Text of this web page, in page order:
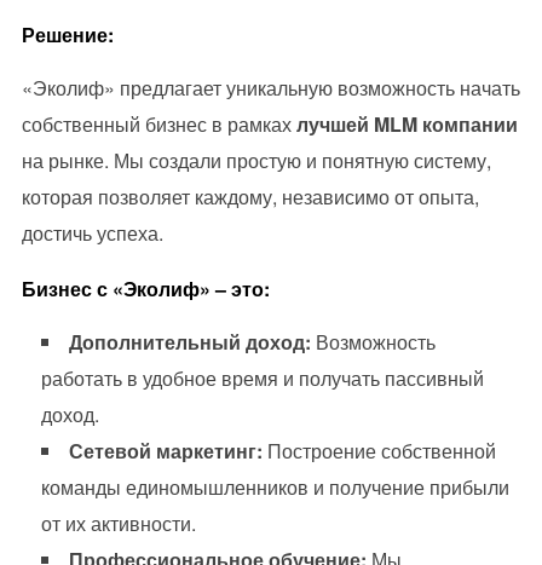
Решение:
«Эколиф» предлагает уникальную возможность начать
собственный бизнес в рамкахлучшей MLM компании
на рынке. Мы создали простую и понятную систему,
которая позволяет каждому, независимо от опыта,
достичь успеха.
Бизнес с «Эколиф» – это:
Дополнительный доход: Возможность
работать в удобное время и получать пассивный
доход.
Сетевой маркетинг: Построение собственной
команды единомышленников и получение прибыли
от их активности.